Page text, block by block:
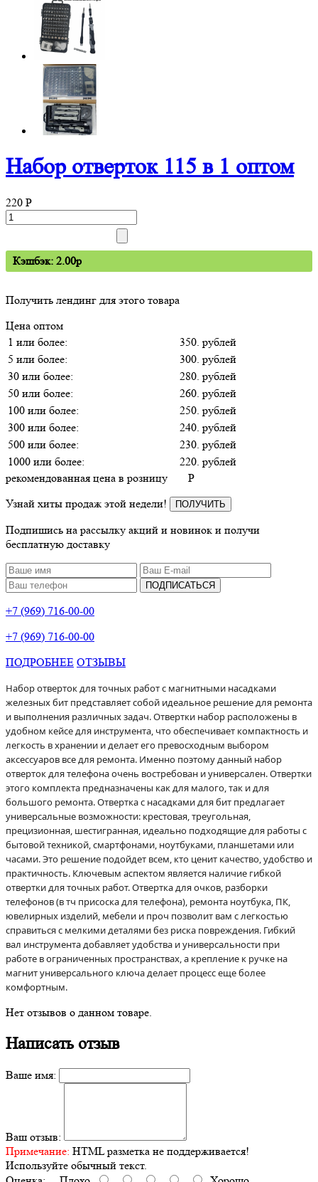
Набор отверток 115 в 1 оптом
220 P
Кэшбэк: 2.00p
Получить лендинг для этого товара
Цена оптом
1 или более:
350. рублей
5 или более:
300. рублей
30 или более:
280. рублей
50 или более:
260. рублей
100 или более:
250. рублей
300 или более:
240. рублей
500 или более:
230. рублей
1000 или более:
220. рублей
рекомендованная цена в розницу
P
Узнай хиты продаж этой недели!
ПОЛУЧИТЬ
Подпишись на рассылку акций и новинок и получи
бесплатную доставку
ПОДПИСАТЬСЯ
+7 (969) 716-00-00
+7 (969) 716-00-00
ПОДРОБНЕЕ ОТЗЫВЫ
Набор отверток для точных работ с магнитными насадками
железных бит представляет собой идеальное решение для ремонта
и выполнения различных задач. Отвертки набор расположены в
удобном кейсе для инструмента, что обеспечивает компактность и
легкость в хранении и делает его превосходным выбором
аксессуаров все для ремонта. Именно поэтому данный набор
отверток для телефона очень востребован и универсален. Отвертки
этого комплекта предназначены как для малого, так и для
большого ремонта. Отвертка с насадками для бит предлагает
универсальные возможности: крестовая, треугольная,
прецизионная, шестигранная, идеально подходящие для работы с
бытовой техникой, смартфонами, ноутбуками, планшетами или
часами. Это решение подойдет всем, кто ценит качество, удобство и
практичность. Ключевым аспектом является наличие гибкой
отвертки для точных работ. Отвертка для очков, разборки
телефонов (в тч присоска для телефона), ремонта ноутбука, ПК,
ювелирных изделий, мебели и проч позволит вам с легкостью
справиться с мелкими деталями без риска повреждения. Гибкий
вал инструмента добавляет удобства и универсальности при
работе в ограниченных пространствах, а крепление к ручке на
магнит универсального ключа делает процесс еще более
комфортным.
Нет отзывов о данном товаре.
Написать отзыв
Ваше имя:
Ваш отзыв:
Примечание: HTML разметка не поддерживается!
Используйте обычный текст.